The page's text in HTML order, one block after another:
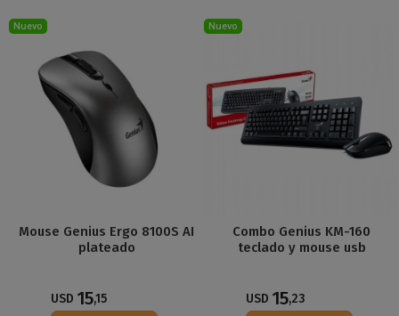
Nuevo
Mouse Genius Ergo 8100S AI
plateado
USD 15,15
Nuevo
Combo Genius KM-160
teclado y mouse usb
USD 15,23